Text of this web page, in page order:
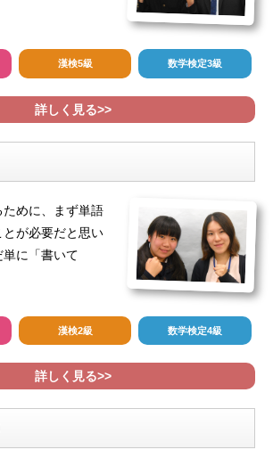
漢検5級 数学検定3級
詳しく見る>>
めに、まず単語
が必要だと思い
単に「書いて
漢検2級 数学検定4級
詳しく見る>>